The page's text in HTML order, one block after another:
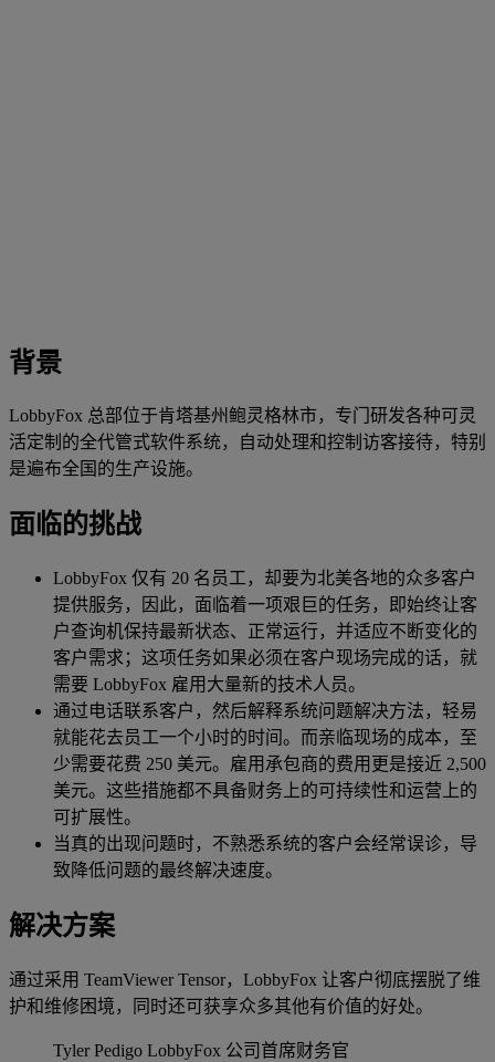
背景
LobbyFox 总部位于肯塔基州鲍灵格林市，专门研发各种可灵
活定制的全代管式软件系统，自动处理和控制访客接待，特别
是遍布全国的生产设施。
面临的挑战
LobbyFox 仅有 20 名员工，却要为北美各地的众多客户
提供服务，因此，面临着一项艰巨的任务，即始终让客
户查询机保持最新状态、正常运行，并适应不断变化的
客户需求；这项任务如果必须在客户现场完成的话，就
需要 LobbyFox 雇用大量新的技术人员。
通过电话联系客户，然后解释系统问题解决方法，轻易
就能花去员工一个小时的时间。而亲临现场的成本，至
少需要花费 250 美元。雇用承包商的费用更是接近 2,500
美元。这些措施都不具备财务上的可持续性和运营上的
可扩展性。
当真的出现问题时，不熟悉系统的客户会经常误诊，导
致降低问题的最终解决速度。
解决方案
通过采用 TeamViewer Tensor，LobbyFox 让客户彻底摆脱了维
护和维修困境，同时还可获享众多其他有价值的好处。
Tyler Pedigo LobbyFox 公司首席财务官